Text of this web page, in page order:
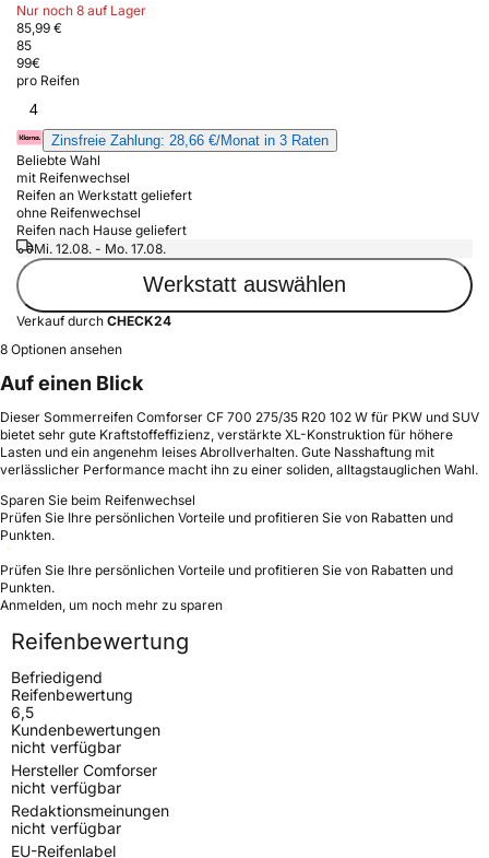
Nur noch 8 auf Lager
85,99 €
85
99€
pro Reifen
4
Zinsfreie Zahlung: 28,66 €/Monat in 3 Raten
Beliebte Wahl
mit Reifenwechsel
Reifen an Werkstatt geliefert
ohne Reifenwechsel
Reifen nach Hause geliefert
Mi. 12.08. - Mo. 17.08.
Werkstatt auswählen
Verkauf durch CHECK24
8 Optionen ansehen
Auf einen Blick
Dieser Sommerreifen Comforser CF 700 275/35 R20 102 W für PKW und SUV
bietet sehr gute Kraftstoffeffizienz, verstärkte XL-Konstruktion für höhere
Lasten und ein angenehm leises Abrollverhalten. Gute Nasshaftung mit
verlässlicher Performance macht ihn zu einer soliden, alltagstauglichen Wahl.
Sparen Sie beim Reifenwechsel
Prüfen Sie Ihre persönlichen Vorteile und profitieren Sie von Rabatten und
Punkten.
Prüfen Sie Ihre persönlichen Vorteile und profitieren Sie von Rabatten und
Punkten.
Anmelden, um noch mehr zu sparen
Reifenbewertung
Befriedigend
Reifenbewertung
6,5
Kundenbewertungen
nicht verfügbar
Hersteller Comforser
nicht verfügbar
Redaktionsmeinungen
nicht verfügbar
EU-Reifenlabel